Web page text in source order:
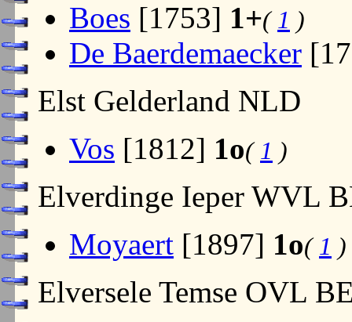
Boes [1753] 1+( 1 )
De Baerdemaecker
Elst Gelderland NLD
Vos [1812] 1o( 1 )
Elverdinge Ieper WVL
Moyaert [1897] 1o( 1 )
Elversele Temse OVL